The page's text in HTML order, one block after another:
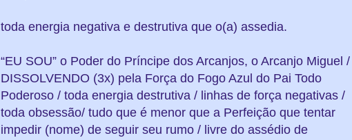
toda energia negativa e destrutiva que o(a) assedia.
“EU SOU” o Poder do Príncipe dos Arcanjos, o Arcanjo Miguel /
DISSOLVENDO (3x) pela Força do Fogo Azul do Pai Todo
Poderoso / toda energia destrutiva / linhas de força negativas /
toda obsessão/ tudo que é menor que a Perfeição que tentar
impedir (nome) de seguir seu rumo / livre do assédio de